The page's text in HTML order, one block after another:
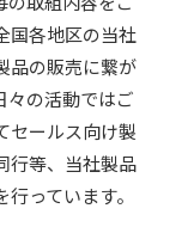
国各地区の当社
品の販売に繋が
々の活動ではご
セールス向け製
行等、当社製品
っています。